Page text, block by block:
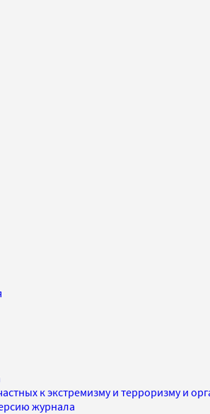
к экстремизму и терроризму и
журнала